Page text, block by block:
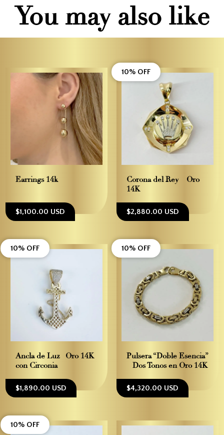
You may also like
Earrings 14k
$1,100.00 USD
Corona del Rey – Oro
14K
$2,880.00 USD
10% OFF
Ancla de Luz– Oro 14K
con Circonia
$1,890.00 USD
10% OFF
Pulsera “Doble Esencia”
– Dos Tonos en Oro 14K
$4,320.00 USD
10% OFF
10% OFF